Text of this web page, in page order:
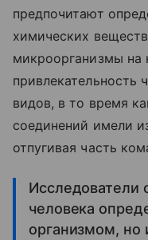
предпочитают
химических
микроорганизмы
привлекательность
видов, в то время
соединений имели
отпугивая часть
Исследователи
человека
организмом, но